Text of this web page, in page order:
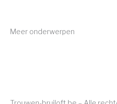
Meer onderwerpen